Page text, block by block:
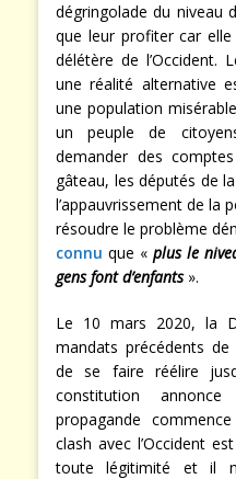
dégringolade du niveau
que leur profiter car elle
délétère de l’Occident.
une réalité alternative
une population
un peuple de
demander des
gâteau, les députés de
l’appauvrissement de la
résoudre le problème
connu que « plus le
gens font d’enfants».
Le 10 mars 2020, la
mandats précédents
de se faire réélire
constitution
propagande
clash avec l’Occident
toute légitimité et il